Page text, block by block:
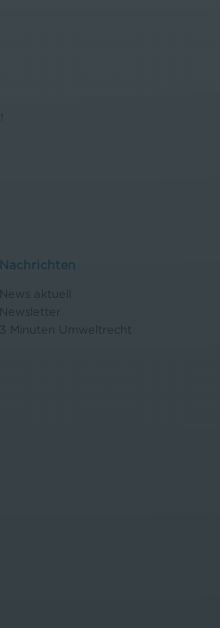
Nachrichten
News aktuell
Newsletter
3 Minuten Umweltrecht